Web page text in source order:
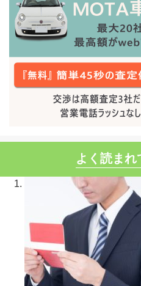
よく読まれ